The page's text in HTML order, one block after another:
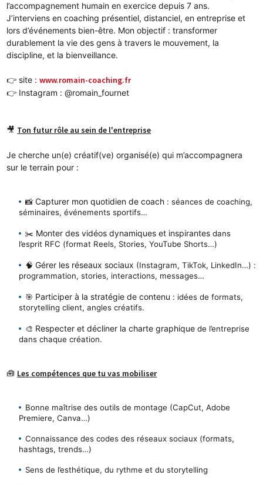
l’accompagnement humain en exercice depuis 7 ans.
J’interviens en coaching présentiel, distanciel, en entreprise et
lors d’événements bien-être. Mon objectif : transformer
durablement la vie des gens à travers le mouvement, la
discipline, et la bienveillance.
👉 site : www.romain-coaching.fr
👉 Instagram : @romain_fournet
🎥 Ton futur rôle au sein de l'entreprise
Je cherche un(e) créatif(ve) organisé(e) qui m’accompagnera
sur le terrain pour :
📸 Capturer mon quotidien de coach : séances de coaching,
séminaires, événements sportifs…
✂️ Monter des vidéos dynamiques et inspirantes dans
l’esprit RFC (format Reels, Stories, YouTube Shorts…)
🧠 Gérer les réseaux sociaux (Instagram, TikTok, LinkedIn…) :
programmation, stories, interactions, messages…
🎯 Participer à la stratégie de contenu : idées de formats,
storytelling client, angles créatifs.
🎨 Respecter et décliner la charte graphique de l’entreprise
dans chaque création.
🧰 Les compétences que tu vas mobiliser
Bonne maîtrise des outils de montage (CapCut, Adobe
Premiere, Canva…)
Connaissance des codes des réseaux sociaux (formats,
hashtags, trends…)
Sens de l’esthétique, du rythme et du storytelling